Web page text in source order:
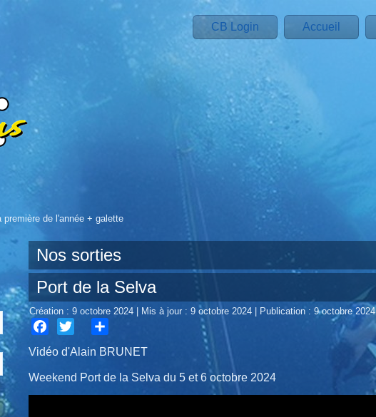
CB Login Accueil
première de l'année + galette
Nos sorties
Port de la Selva
Création : 9 octobre 2024 Mis à jour : 9 octobre 2024 Publication : 9 octobre 2024
Vidéo d'Alain BRUNET
Weekend Port de la Selva du 5 et 6 octobre 2024